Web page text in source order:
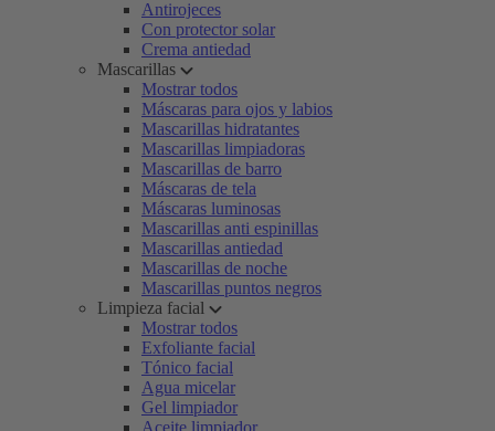
Antirojeces
Con protector solar
Crema antiedad
Mascarillas
Mostrar todos
Máscaras para ojos y labios
Mascarillas hidratantes
Mascarillas limpiadoras
Mascarillas de barro
Máscaras de tela
Máscaras luminosas
Mascarillas anti espinillas
Mascarillas antiedad
Mascarillas de noche
Mascarillas puntos negros
Limpieza facial
Mostrar todos
Exfoliante facial
Tónico facial
Agua micelar
Gel limpiador
Aceite limpiador